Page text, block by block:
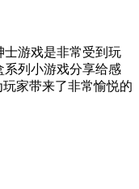
士游戏是非常受到玩
系列小游戏分享给感
家带来了非常愉悦的